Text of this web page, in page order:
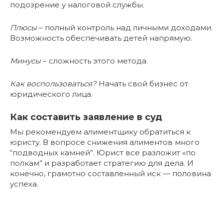
подозрение у налоговой службы.
Плюсы – полный контроль над личными доходами.
Возможность обеспечивать детей напрямую.
Минусы – сложность этого метода.
Как воспользоваться?Начать свой бизнес от
юридического лица.
Как составить заявление в суд
Мы рекомендуем алиментщику обратиться к
юристу. В вопросе снижения алиментов много
“подводных камней”. Юрист все разложит «по
полкам” и разработает стратегию для дела. И
конечно, грамотно составленный иск — половина
успеха.